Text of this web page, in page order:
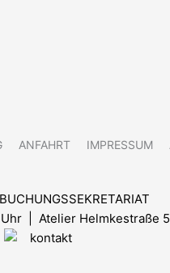
ANFAHRT IMPRESSUM
| Atelier Helmkestraße